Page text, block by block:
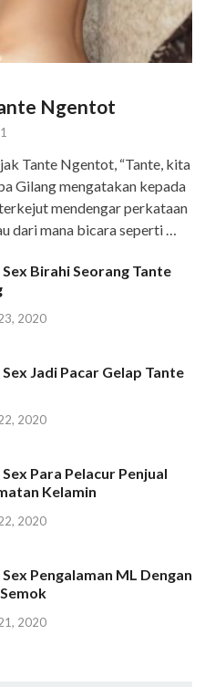
Ngentot
Tante Ngentot, “Tante, kita
Gilang mengatakan kepada
mendengar perkataan
dari mana bicara seperti …
Birahi Seorang Tante
2020
Jadi Pacar Gelap Tante
2020
Para Pelacur Penjual
Kelamin
2020
Pengalaman ML Dengan
2020